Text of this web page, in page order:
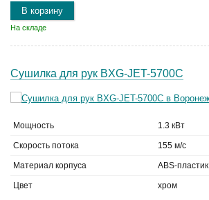
В корзину
На складе
Сушилка для рук BXG-JET-5700C
Мощность 1.3 кВт
Скорость потока 155 м/с
Материал корпуса ABS-пластик
Цвет хром